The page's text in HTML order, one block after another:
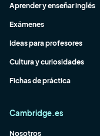
Aprender y enseñar inglés
Exámenes
Ideas para profesores
Cultura y curiosidades
Fichas de práctica
Cambridge.es
Nosotros